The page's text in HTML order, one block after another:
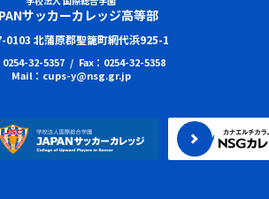
サッカーカレッジ高等部
0103 北蒲原郡聖籠町網代浜925-1
32-5357 / Fax：0254-32-5358
Mail：cups-y@nsg.gr.jp